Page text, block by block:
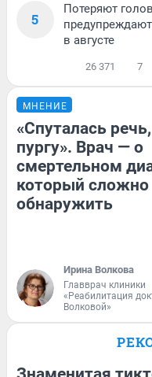
5
Потеряют
в августе
26 371 7
МНЕНИЕ
«Спуталась
пургу». Врач — о
смертельном
который сложно
обнаружить
Ирина Волкова
Главврач клиники
«Реабилитация
Волковой»